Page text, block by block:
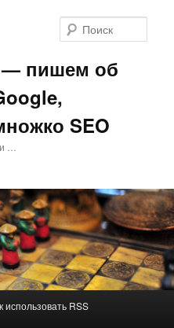
— пишем об
SEO
…
использовать RSS